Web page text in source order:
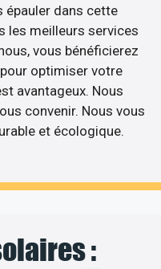
épauler dans cette
les meilleurs services
vous bénéficierez
optimiser votre
avantageux. Nous
convenir. Nous vous
et écologique.
: